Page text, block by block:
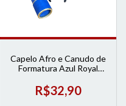
Capelo Afro e Canudo de
Formatura Azul Royal
Formatura
R$32,90